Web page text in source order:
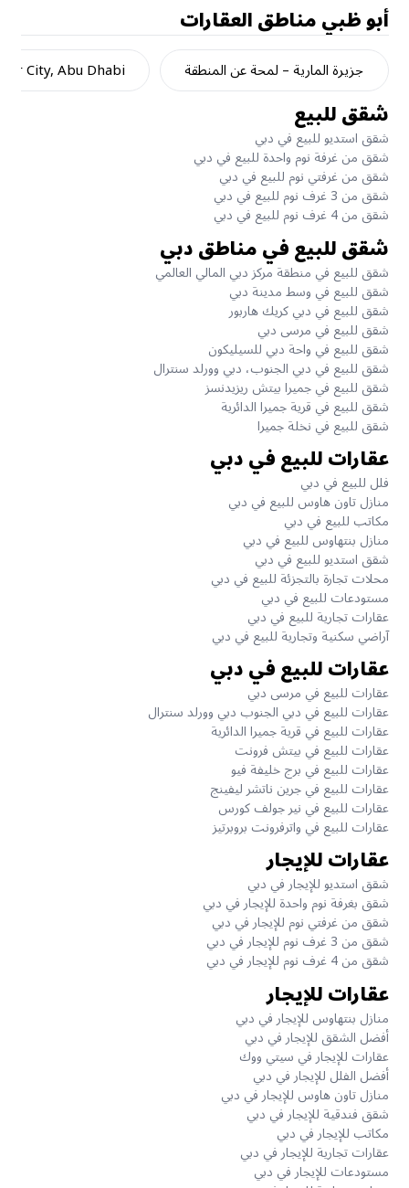
أبو ظبيمناطق العقارات
جزيرة المارية – لمحة عن المنطقة City, Abu Dhabi
شقق للبيع
شقق استديو للبيع في دبي
شقق من غرفة نوم واحدة للبيع في دبي
شقق من غرفتي نوم للبيع في دبي
شقق من 3 غرف نوم للبيع في دبي
شقق من 4 غرف نوم للبيع في دبي
شقق للبيع في مناطق دبي
شقق للبيع في منطقة مركز دبي المالي العالمي
شقق للبيع في وسط مدينة دبي
شقق للبيع في دبي كريك هاربور
شقق للبيع في مرسى دبي
شقق للبيع في واحة دبي للسيليكون
شقق للبيع في دبي الجنوب، دبي وورلد سنترال
شقق للبيع في جميرا بيتش ريزيدنسز
شقق للبيع في قرية جميرا الدائرية
شقق للبيع في نخلة جميرا
عقارات للبيع في دبي
فلل للبيع في دبي
منازل تاون هاوس للبيع في دبي
مكاتب للبيع في دبي
منازل بنتهاوس للبيع في دبي
شقق استديو للبيع في دبي
محلات تجارة بالتجزئة للبيع في دبي
مستودعات للبيع في دبي
عقارات تجارية للبيع في دبي
آراضي سكنية وتجارية للبيع في دبي
عقارات للبيع في دبي
عقارات للبيع في مرسى دبي
عقارات للبيع في دبي الجنوب دبي وورلد سنترال
عقارات للبيع في قرية جميرا الدائرية
عقارات للبيع في بيتش فرونت
عقارات للبيع في برج خليفة فيو
عقارات للبيع في جرين ناتشر ليفينج
عقارات للبيع في نير جولف كورس
عقارات للبيع في واترفرونت بروبرتيز
عقارات للإيجار
شقق استديو للإيجار في دبي
شقق بغرفة نوم واحدة للإيجار في دبي
شقق من غرفتي نوم للإيجار في دبي
شقق من 3 غرف نوم للإيجار في دبي
شقق من 4 غرف نوم للإيجار في دبي
عقارات للإيجار
منازل بنتهاوس للإيجار في دبي
أفضل الشقق للإيجار في دبي
عقارات للإيجار في سيتي ووك
أفضل الفلل للإيجار في دبي
منازل تاون هاوس للإيجار في دبي
شقق فندقية للإيجار في دبي
مكاتب للإيجار في دبي
عقارات تجارية للإيجار في دبي
مستودعات للإيجار في دبي